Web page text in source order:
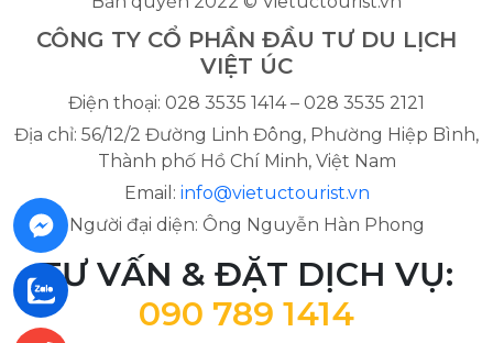
CÔNG TY CỔ PHẦN ĐẦU TƯ DU LỊCH
VIỆT ÚC
Điện thoại: 028 3535 1414 – 028 3535 2121
Địa chỉ: 56/12/2 Đường Linh Đông, Phường Hiệp Bình,
Thành phố Hồ Chí Minh, Việt Nam
Email: info@vietuctourist.vn
Người đại diện: Ông Nguyễn Hàn Phong
TƯ VẤN & ĐẶT DỊCH VỤ:
090 789 1414